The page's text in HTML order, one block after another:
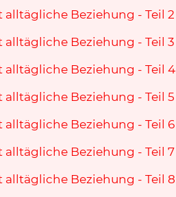
alltägliche Beziehung - Teil 2
alltägliche Beziehung - Teil 3
alltägliche Beziehung - Teil 4
alltägliche Beziehung - Teil 5
alltägliche Beziehung - Teil 6
alltägliche Beziehung - Teil 7
alltägliche Beziehung - Teil 8